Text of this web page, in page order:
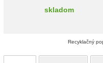
skladom
Recyklačný